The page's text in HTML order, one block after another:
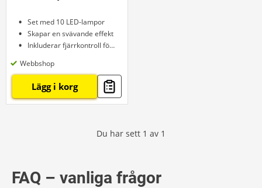
Set med 10 LED-lampor
Skapar en svävande effekt
Inkluderar fjärrkontroll för trollstav
Webbshop
Lägg i korg
Du har sett 1 av 1
FAQ – vanliga frågor